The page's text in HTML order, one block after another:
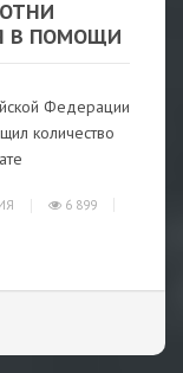
В ПОМОЩИ
Федерации
количество
6 899